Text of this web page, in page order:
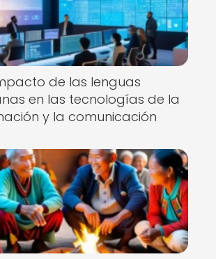
de las lenguas
en las tecnologías de la
y la comunicación